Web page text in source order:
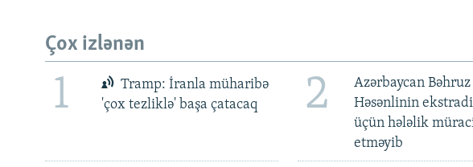
Çox izlənən
1
Tramp: İranla müharibə
'çox tezliklə' başa çatacaq
2
Azərbaycan Bəhruz
Həsənlinin
üçün hələlik
etməyib